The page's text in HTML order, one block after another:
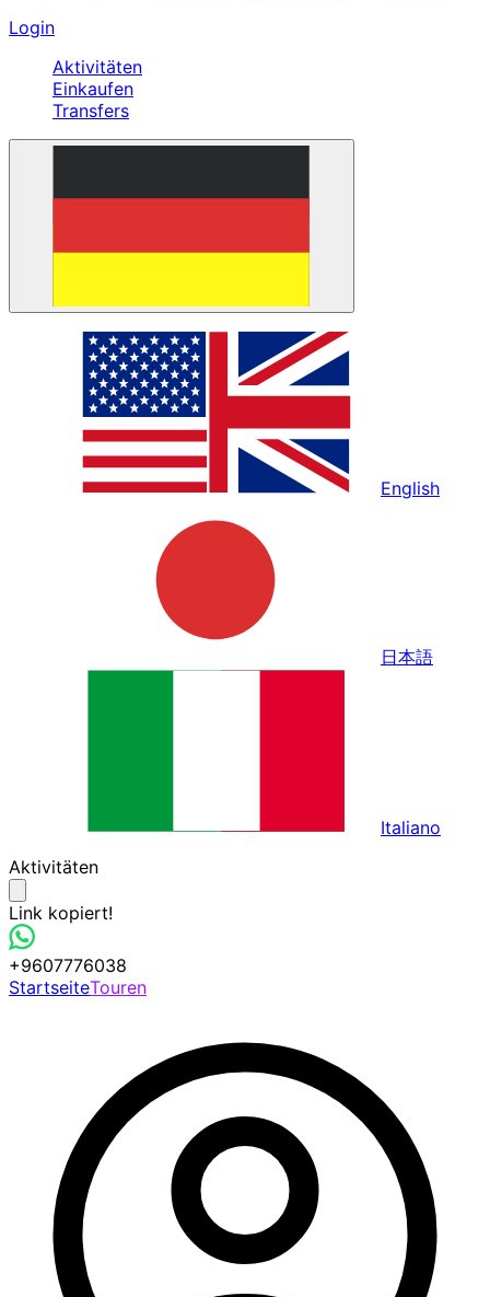
Login
Aktivitäten
Einkaufen
Transfers
English
日本語
Italiano
Aktivitäten
Link kopiert!
+9607776038
StartseiteTouren